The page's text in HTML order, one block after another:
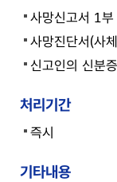
사망신고서 1부
사망진단서(사
신고인의 신분증
처리기간
즉시
기타내용